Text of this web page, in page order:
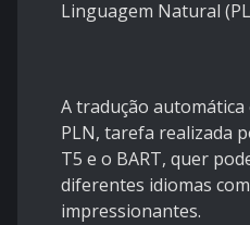
Linguagem Natural
A tradução
PLN, tarefa realizada
T5 e o BART, quer
diferentes idiomas
impressionantes.